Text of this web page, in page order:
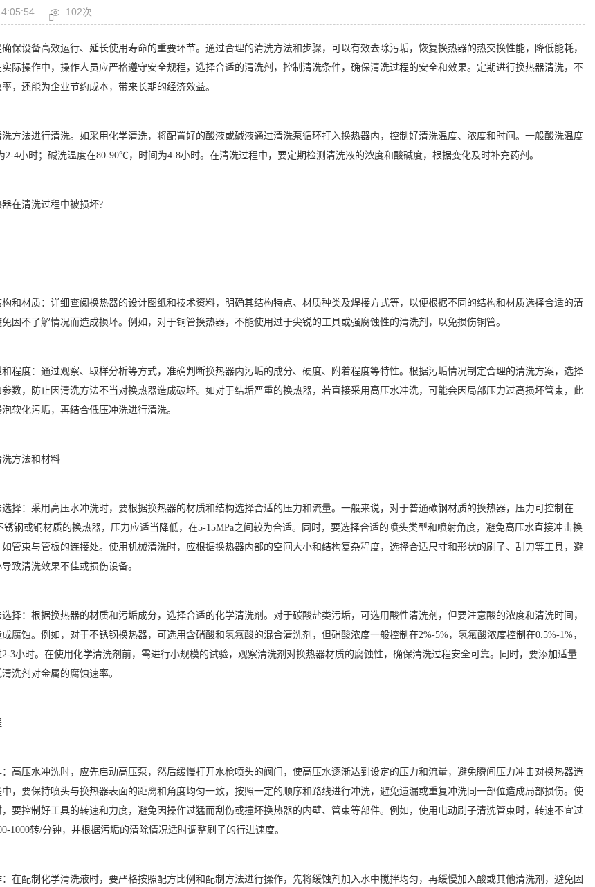
102次
确保设备高效运行、延长使用寿命的重要环节。通过合理的清洗方法和步骤，可以有效去除污垢，恢复换热器的热交换性能，降低能耗，
际操作中，操作人员应严格遵守安全规程，选择合适的清洗剂，控制清洗条件，确保清洗过程的安全和效果。定期进行换热器清洗，不
，还能为企业节约成本，带来长期的经济效益。
方法进行清洗。如采用化学清洗，将配置好的酸液或碱液通过清洗泵循环打入换热器内，控制好清洗温度、浓度和时间。一般酸洗温度
4小时；碱洗温度在80-90℃，时间为4-8小时。在清洗过程中，要定期检测清洗液的浓度和酸碱度，根据变化及时补充药剂。
在清洗过程中被损坏?
构和材质：详细查阅换热器的设计图纸和技术资料，明确其结构特点、材质种类及焊接方式等，以便根据不同的结构和材质选择合适的清
因不了解情况而造成损坏。例如，对于铜管换热器，不能使用过于尖锐的工具或强腐蚀性的清洗剂，以免损伤铜管。
程度：通过观察、取样分析等方式，准确判断换热器内污垢的成分、硬度、附着程度等特性。根据污垢情况制定合理的清洗方案，选择
数，防止因清洗方法不当对换热器造成破坏。如对于结垢严重的换热器，若直接采用高压水冲洗，可能会因局部压力过高损坏管束，此
软化污垢，再结合低压冲洗进行清洗。
方法和材料
择：采用高压水冲洗时，要根据换热器的材质和结构选择合适的压力和流量。一般来说，对于普通碳钢材质的换热器，压力可控制在
锈钢或铜材质的换热器，压力应适当降低，在5-15MPa之间较为合适。同时，要选择合适的喷头类型和喷射角度，避免高压水直接冲击换
管束与管板的连接处。使用机械清洗时，应根据换热器内部的空间大小和结构复杂程度，选择合适尺寸和形状的刷子、刮刀等工具，避
致清洗效果不佳或损伤设备。
择：根据换热器的材质和污垢成分，选择合适的化学清洗剂。对于碳酸盐类污垢，可选用酸性清洗剂，但要注意酸的浓度和清洗时间，
腐蚀。例如，对于不锈钢换热器，可选用含硝酸和氢氟酸的混合清洗剂，但硝酸浓度一般控制在2%-5%，氢氟酸浓度控制在0.5%-1%，
3小时。在使用化学清洗剂前，需进行小规模的试验，观察清洗剂对换热器材质的腐蚀性，确保清洗过程安全可靠。同时，要添加适量
洗剂对金属的腐蚀速率。
高压水冲洗时，应先启动高压泵，然后缓慢打开水枪喷头的阀门，使高压水逐渐达到设定的压力和流量，避免瞬间压力冲击对换热器造
，要保持喷头与换热器表面的距离和角度均匀一致，按照一定的顺序和路线进行冲洗，避免遗漏或重复冲洗同一部位造成局部损伤。使
要控制好工具的转速和力度，避免因操作过猛而刮伤或撞坏换热器的内壁、管束等部件。例如，使用电动刷子清洗管束时，转速不宜过
1000转/分钟，并根据污垢的清除情况适时调整刷子的行进速度。
在配制化学清洗液时，要严格按照配方比例和配制方法进行操作，先将缓蚀剂加入水中搅拌均匀，再缓慢加入酸或其他清洗剂，避免因